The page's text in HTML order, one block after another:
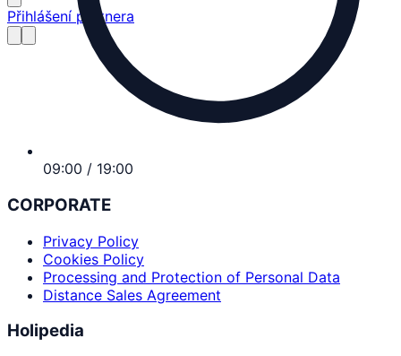
Přihlášení partnera
09:00 / 19:00
CORPORATE
Privacy Policy
Cookies Policy
Processing and Protection of Personal Data
Distance Sales Agreement
Holipedia